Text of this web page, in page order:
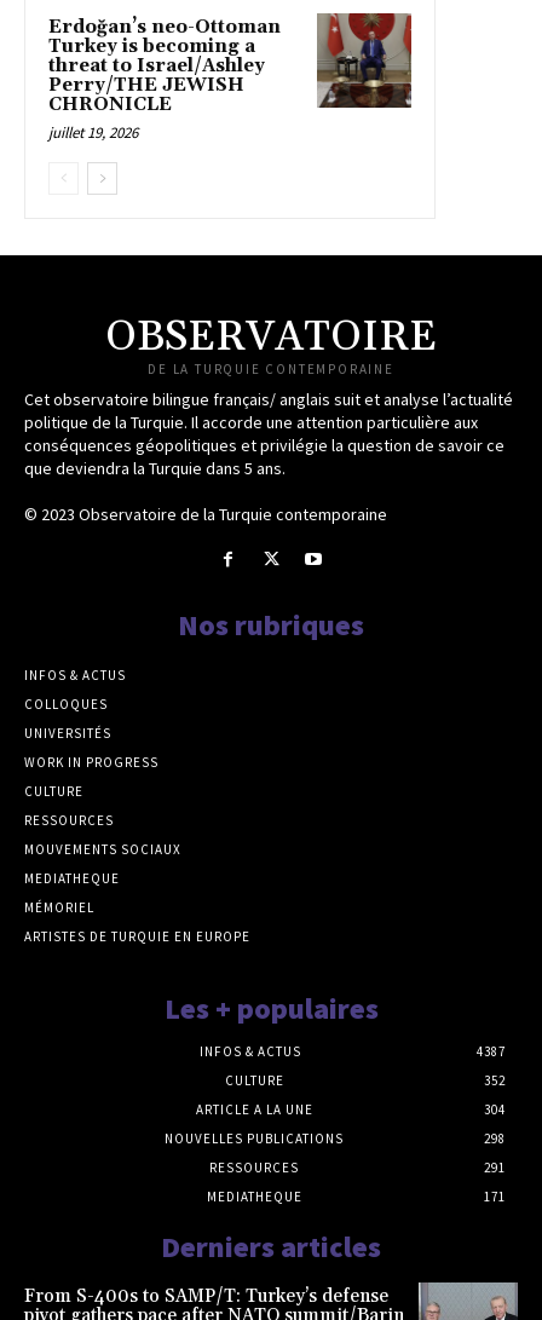
Erdoğan’s neo-Ottoman
Turkey is becoming a
threat to Israel/Ashley
Perry/THE JEWISH
CHRONICLE
juillet 19, 2026
OBSERVATOIRE
DE LA TURQUIE CONTEMPORAINE
Cet observatoire bilingue français/ anglais suit et analyse l’actualité
politique de la Turquie. Il accorde une attention particulière aux
conséquences géopolitiques et privilégie la question de savoir ce
que deviendra la Turquie dans 5 ans.
© 2023 Observatoire de la Turquie contemporaine
Nos rubriques
INFOS & ACTUS
COLLOQUES
UNIVERSITÉS
WORK IN PROGRESS
CULTURE
RESSOURCES
MOUVEMENTS SOCIAUX
MEDIATHEQUE
MÉMORIEL
ARTISTES DE TURQUIE EN EUROPE
Les + populaires
INFOS & ACTUS
4387
CULTURE
352
ARTICLE A LA UNE
304
NOUVELLES PUBLICATIONS
298
RESSOURCES
291
MEDIATHEQUE
171
Derniers articles
From S-400s to SAMP/T: Turkey’s defense